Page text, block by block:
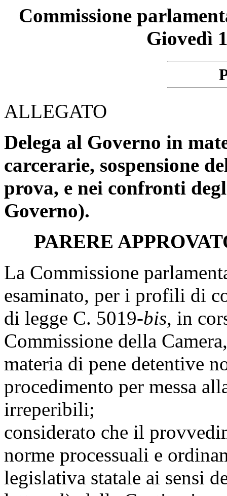
Commissione
Giovedì
ALLEGATO
Delega al Governo in
carcerarie, sospensione
prova, e nei confronti
Governo).
PARERE
La Commissione
esaminato, per i profili di
di legge C. 5019-bis, in
Commissione della
materia di pene detentive
procedimento per messa
irreperibili;
considerato che il
norme processuali e
legislativa statale ai sensi